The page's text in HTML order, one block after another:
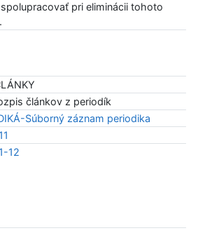
pri eliminácii tohoto
článkov z periodík
Súborný záznam periodika
11
1-12